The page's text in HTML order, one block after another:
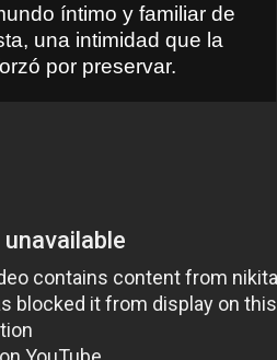
íntimo y familiar de
una intimidad que la
por preservar.